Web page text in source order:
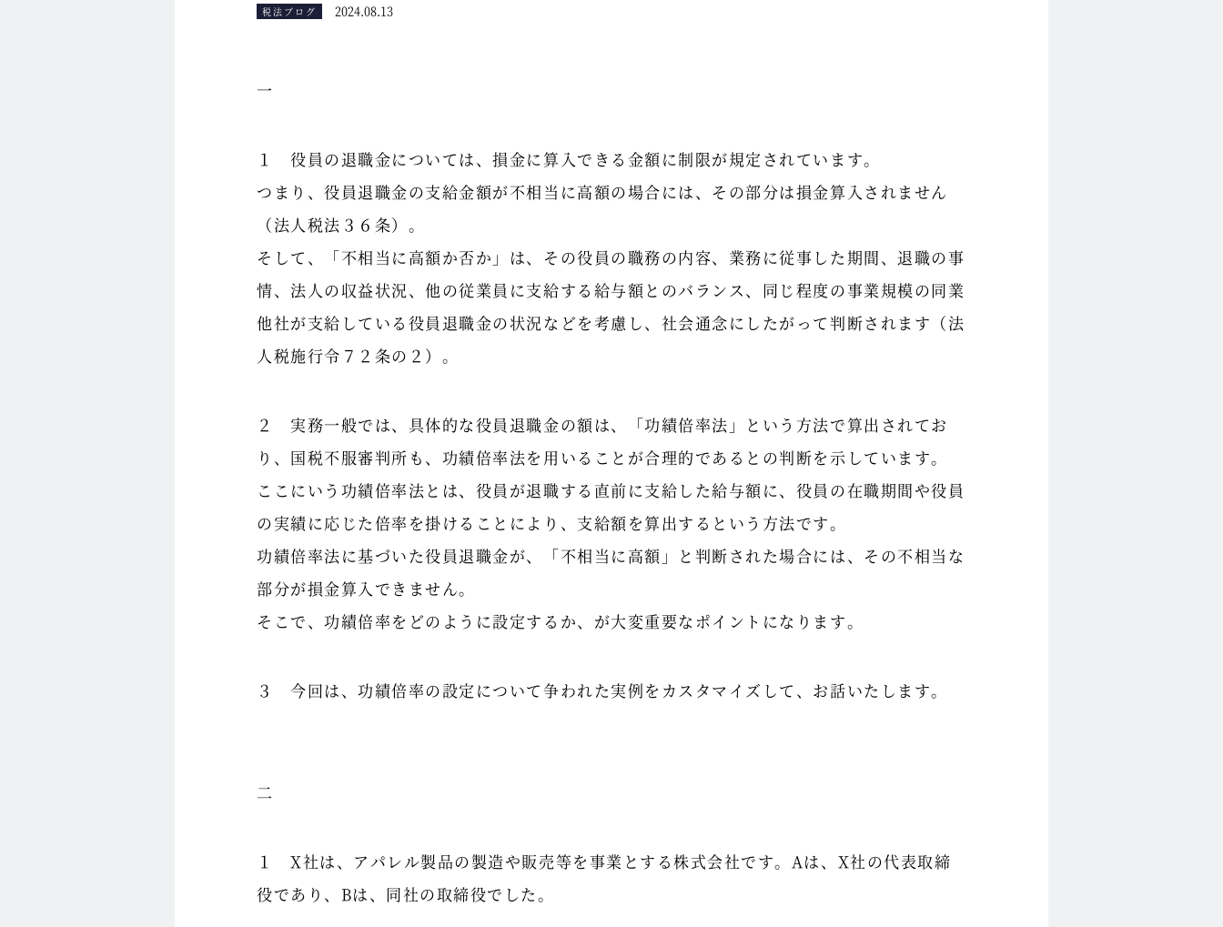
税法ブログ 2024.08.13
一
１ 役員の退職金については、損金に算入できる金額に制限が規定されています。
つまり、役員退職金の支給金額が不相当に高額の場合には、その部分は損金算入されません
（法人税法３６条）。
そして、「不相当に高額か否か」は、その役員の職務の内容、業務に従事した期間、退職の事
情、法人の収益状況、他の従業員に支給する給与額とのバランス、同じ程度の事業規模の同業
他社が支給している役員退職金の状況などを考慮し、社会通念にしたがって判断されます（法
人税施行令７２条の２）。
２ 実務一般では、具体的な役員退職金の額は、「功績倍率法」という方法で算出されてお
り、国税不服審判所も、功績倍率法を用いることが合理的であるとの判断を示しています。
ここにいう功績倍率法とは、役員が退職する直前に支給した給与額に、役員の在職期間や役員
の実績に応じた倍率を掛けることにより、支給額を算出するという方法です。
功績倍率法に基づいた役員退職金が、「不相当に高額」と判断された場合には、その不相当な
部分が損金算入できません。
そこで、功績倍率をどのように設定するか、が大変重要なポイントになります。
３ 今回は、功績倍率の設定について争われた実例をカスタマイズして、お話いたします。
二
１ X社は、アパレル製品の製造や販売等を事業とする株式会社です。Aは、X社の代表取締
役であり、Bは、同社の取締役でした。